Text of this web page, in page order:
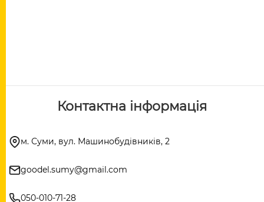
Контактна інформація
м. Суми, вул. Машинобудівників, 2
goodel.sumy@gmail.com
050-010-71-28